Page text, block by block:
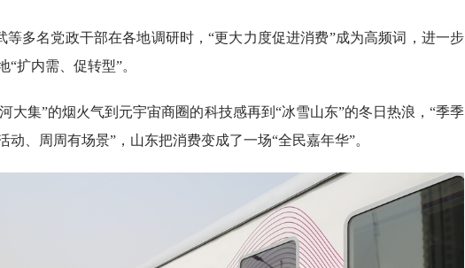
等多名党政干部在各地调研时，“更大力度促进消费”成为高频词，进一步
“扩内需、促转型”。
大集”的烟火气到元宇宙商圈的科技感再到“冰雪山东”的冬日热浪，“季季
动、周周有场景”，山东把消费变成了一场“全民嘉年华”。